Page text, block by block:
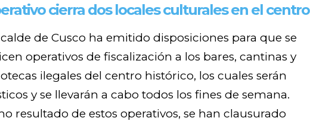
cierra dos locales culturales en el centro
de Cusco ha emitido disposiciones para que se
operativos de fiscalización a los bares, cantinas y
ilegales del centro histórico, los cuales serán
y se llevarán a cabo todos los fines de semana.
resultado de estos operativos, se han clausurado